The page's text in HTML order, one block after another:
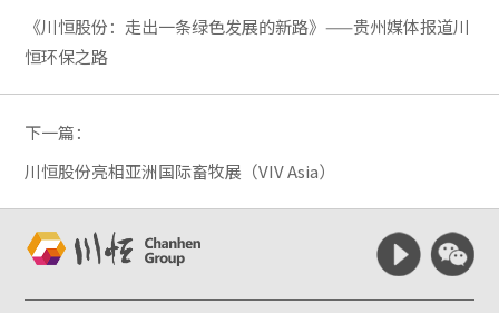
《川恒股份：走出一条绿色发展的新路》——贵州媒体报道川
恒环保之路
下一篇：
川恒股份亮相亚洲国际畜牧展（VIV Asia）